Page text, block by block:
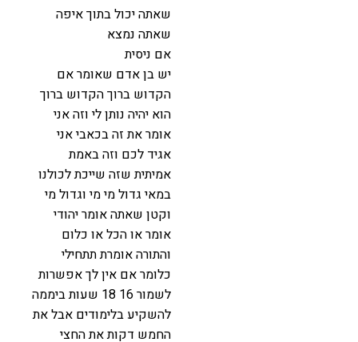
שאתה יכול בתוך איפה
שאתה נמצא
אם ניסית
יש בן אדם שאומר אם
הקדוש ברוך הקדוש ברוך
הוא יהיה נותן לי וזה אני
אומר את זה בכאבי אני
אגיד לכם וזה באמת
אמיתית שזה שייכת לכולנו
במאי גדול מי מי וגדול מי
וקטן שאתה אומר יהודי
אומר או הכל או כלום
והתורה אומרת תתחילי
כלומר אם אין לך אפשרות
לשמור 16 18 שעות ביממה
להשקיע בלימודים אבל את
החמש דקות את החצי